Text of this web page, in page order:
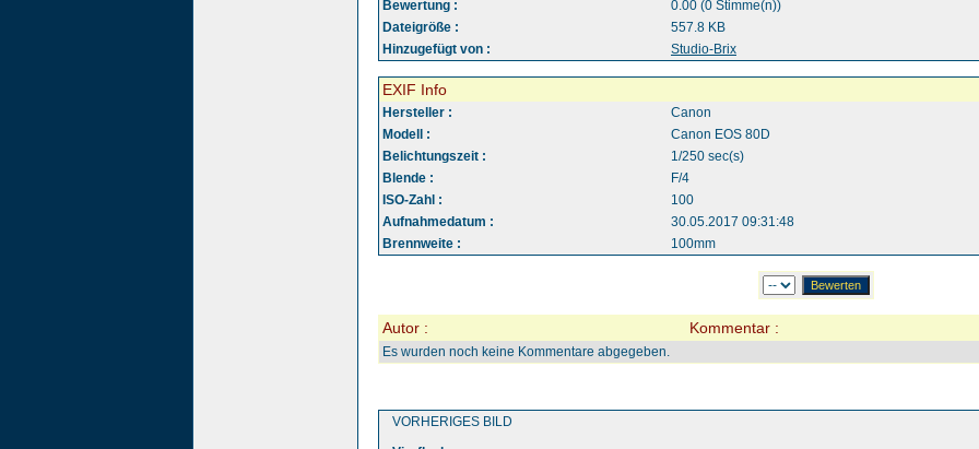
Bewertung :
0.00 (0 Stimme(n))
Dateigröße :
557.8 KB
Hinzugefügt von :
Studio-Brix
EXIF Info
Hersteller :
Canon
Modell :
Canon EOS 80D
Belichtungszeit :
1/250 sec(s)
Blende :
F/4
ISO-Zahl :
100
Aufnahmedatum :
30.05.2017 09:31:48
Brennweite :
100mm
Autor : Kommentar :
Es wurden noch keine Kommentare abgegeben.
VORHERIGES BILD